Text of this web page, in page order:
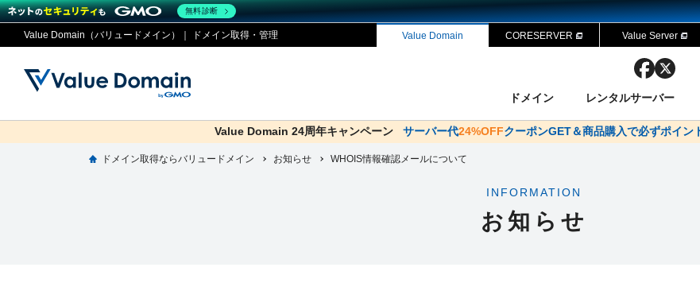
Value Domain（バリュードメイン）｜ ドメイン取得・管理 Value Domain CORESERVER Value Server
ドメイン
ドメイン ドメイン検索
レンタルサーバー
レンタルサーバー コアサーバー
セキュリティ Value Domain ネットde診断
サービス お得意様割引
facebook
Value Domain 24周年キャンペーン サーバー代24%OFFクーポンGET＆商品購入で必ずポイン
co.jpドメイン✕コアサーバーV2ビジネス応援キャンペーン サーバー料金1年
ドメイン取得ならバリュードメイン お知らせ WHOIS情報確認メールについて
INFORMATION
お知らせ
無料診断